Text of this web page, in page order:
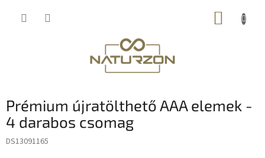
KOSÁR
Prémium újratölthető AAA elemek -
4 darabos csomag
DS13091165